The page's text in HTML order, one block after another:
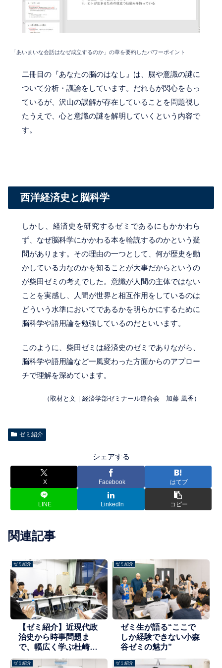
「あいまいな会話はなぜ成立するのか」の章を要約したパワーポイント
二冊目の『あなたの脳のはなし』は、脳や意識の謎に
ついて分析・議論をしています。だれもが関心をもっ
ているが、沢山の誤解が存在していることを問題視し
たうえで、心と意識の謎を解明していくという内容で
す。
西洋経済史と脳科学
しかし、経済史を研究するゼミであるにもかかわら
ず、なぜ脳科学にかかわる本を輪読するのかという疑
問があります。その理由の一つとして、何が歴史を動
かしている力なのかを知ることが大事だからというの
が柴田ゼミの考えでした。意識が人間の主体ではない
ことを実感し、人間が世界と相互作用をしているのは
どういう水準においてであるかを明らかにするために
脳科学や語用論を勉強しているのだといいます。
このように、柴田ゼミは経済史のゼミでありながら、
脳科学や語用論など一風変わった方面からのアプロー
チで理解を深めています。
（取材と文｜経済学部ゼミナール連合会 加藤 風香）
ゼミ紹介
シェアする
X Facebook はてブ
LINE LinkedIn コピー
関連記事
ゼミ紹介
【ゼミ紹介】近現代政
治史から時事問題ま
で、幅広く学ぶ杜崎ゼ
ミ
ゼミ紹介
ゼミ生が語る“ここで
しか経験できない小森
谷ゼミの魅力”
ゼミ紹介 ゼミ紹介